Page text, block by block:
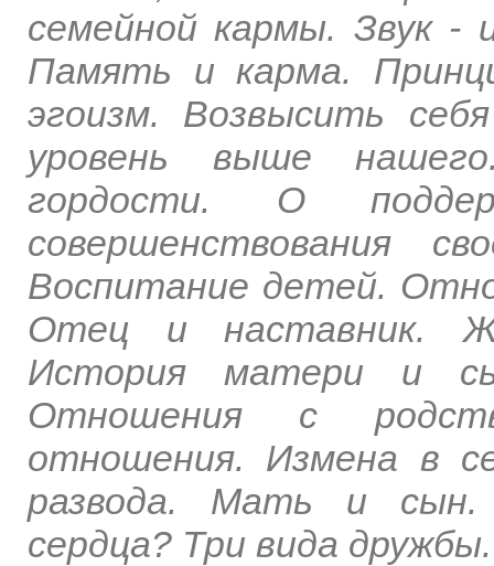
семейной кармы. Звук -
Память и карма.
эгоизм. Возвысить
уровень выше
гордости. О
совершенствования
Воспитание детей.
Отец и наставник.
История матери и
Отношения с
отношения. Измена в
развода. Мать и сын.
сердца? Три вида дружбы.